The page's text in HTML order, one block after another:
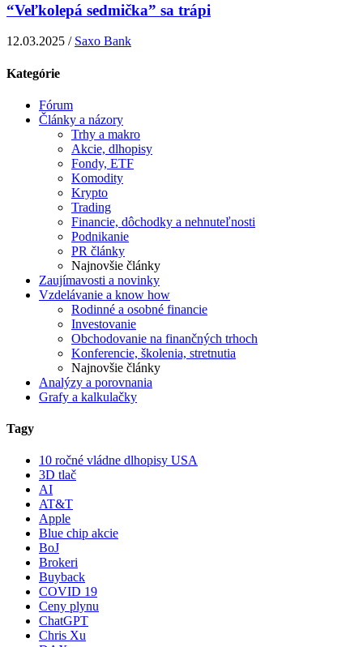
“Veľkolepá sedmička” sa trápi
12.03.2025 / Saxo Bank
Kategórie
Fórum
Články a názory
Trhy a makro
Akcie, dlhopisy
Fondy, ETF
Komodity
Krypto
Trading
Financie, dôchodky a nehnuteľnosti
Podnikanie
PR články
Najnovšie články
Zaujímavosti a novinky
Vzdelávanie a know how
Rodinné a osobné financie
Investovanie
Obchodovanie na finančných trhoch
Konferencie, školenia, stretnutia
Najnovšie články
Analýzy a porovnania
Grafy a kalkulačky
Tagy
10 ročné vládne dlhopisy USA
3D tlač
AI
AT&T
Apple
Blue chip akcie
BoJ
Brokeri
Buyback
COVID 19
Ceny plynu
ChatGPT
Chris Xu